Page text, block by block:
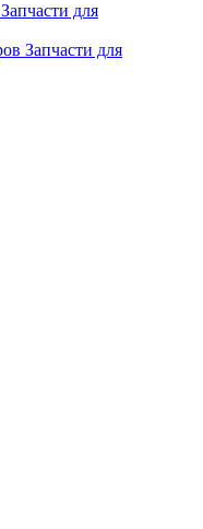
Запчасти для
Запчасти для